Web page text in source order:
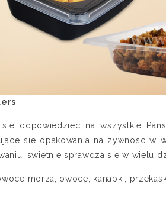
sie odpowiedziec na wszystkie
sie opakowania na zywnosc w
swietnie sprawdza sie w wielu
morza, owoce, kanapki,